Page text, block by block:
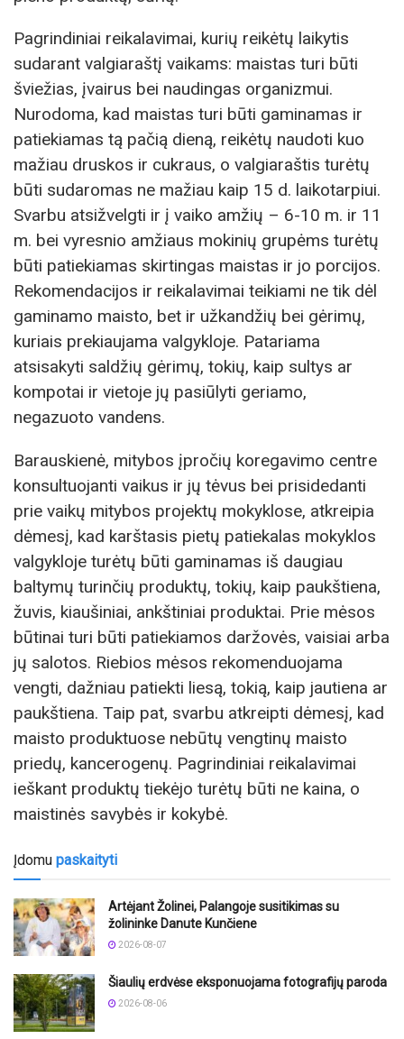
Pagrindiniai reikalavimai, kurių reikėtų laikytis
sudarant valgiaraštį vaikams: maistas turi būti
šviežias, įvairus bei naudingas organizmui.
Nurodoma, kad maistas turi būti gaminamas ir
patiekiamas tą pačią dieną, reikėtų naudoti kuo
mažiau druskos ir cukraus, o valgiaraštis turėtų
būti sudaromas ne mažiau kaip 15 d. laikotarpiui.
Svarbu atsižvelgti ir į vaiko amžių – 6-10 m. ir 11
m. bei vyresnio amžiaus mokinių grupėms turėtų
būti patiekiamas skirtingas maistas ir jo porcijos.
Rekomendacijos ir reikalavimai teikiami ne tik dėl
gaminamo maisto, bet ir užkandžių bei gėrimų,
kuriais prekiaujama valgykloje. Patariama
atsisakyti saldžių gėrimų, tokių, kaip sultys ar
kompotai ir vietoje jų pasiūlyti geriamo,
negazuoto vandens.
Barauskienė, mitybos įpročių koregavimo centre
konsultuojanti vaikus ir jų tėvus bei prisidedanti
prie vaikų mitybos projektų mokyklose, atkreipia
dėmesį, kad karštasis pietų patiekalas mokyklos
valgykloje turėtų būti gaminamas iš daugiau
baltymų turinčių produktų, tokių, kaip paukštiena,
žuvis, kiaušiniai, ankštiniai produktai. Prie mėsos
būtinai turi būti patiekiamos daržovės, vaisiai arba
jų salotos. Riebios mėsos rekomenduojama
vengti, dažniau patiekti liesą, tokią, kaip jautiena ar
paukštiena. Taip pat, svarbu atkreipti dėmesį, kad
maisto produktuose nebūtų vengtinų maisto
priedų, kancerogenų. Pagrindiniai reikalavimai
ieškant produktų tiekėjo turėtų būti ne kaina, o
maistinės savybės ir kokybė.
Įdomu paskaityti
Artėjant Žolinei, Palangoje susitikimas su
žolininke Danute Kunčiene
2026-08-07
Šiaulių erdvėse eksponuojama fotografijų paroda
2026-08-06